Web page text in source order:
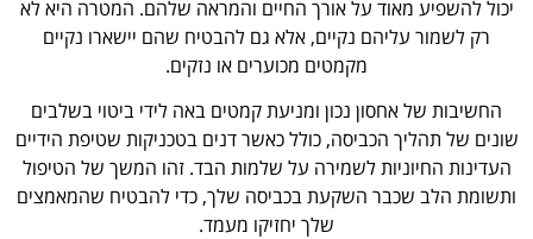
יכול להשפיע מאוד על אורך החיים והמראה שלהם. המטרה היא לא
רק לשמור עליהם נקיים, אלא גם להבטיח שהם יישארו נקיים
מקמטים מכוערים או נזקים.
החשיבות של אחסון נכון ומניעת קמטים באה לידי ביטוי בשלבים
שונים של תהליך הכביסה, כולל כאשר דנים בטכניקות שטיפת הידיים
העדינות החיוניות לשמירה על שלמות הבד. זהו המשך של הטיפול
ותשומת הלב שכבר השקעת בכביסה שלך, כדי להבטיח שהמאמצים
שלך יחזיקו מעמד.